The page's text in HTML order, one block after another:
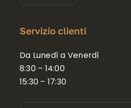
Servizio clienti
Da Lunedì a Venerdì
8:30 – 14:00
15:30 – 17:30